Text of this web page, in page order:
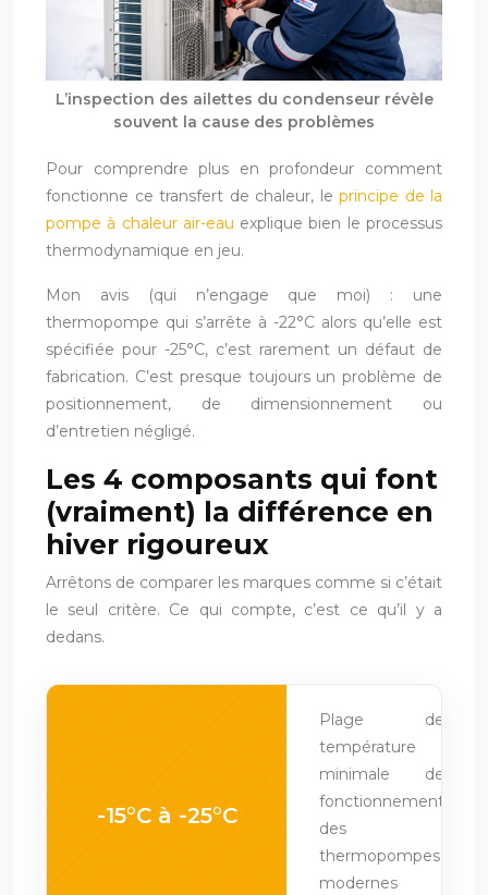
L’inspection des ailettes du condenseur révèle
souvent la cause des problèmes
Pour comprendre plus en profondeur comment
fonctionne ce transfert de chaleur, le principe de la
pompe à chaleur air-eau explique bien le processus
thermodynamique en jeu.
Mon avis (qui n’engage que moi) : une
thermopompe qui s’arrête à -22°C alors qu’elle est
spécifiée pour -25°C, c’est rarement un défaut de
fabrication. C’est presque toujours un problème de
positionnement, de dimensionnement ou
d’entretien négligé.
Les 4 composants qui font
(vraiment) la différence en
hiver rigoureux
Arrêtons de comparer les marques comme si c’était
le seul critère. Ce qui compte, c’est ce qu’il y a
dedans.
-15°C à -25°C
Plage de
température
minimale de
fonctionnement
des
thermopompes
modernes